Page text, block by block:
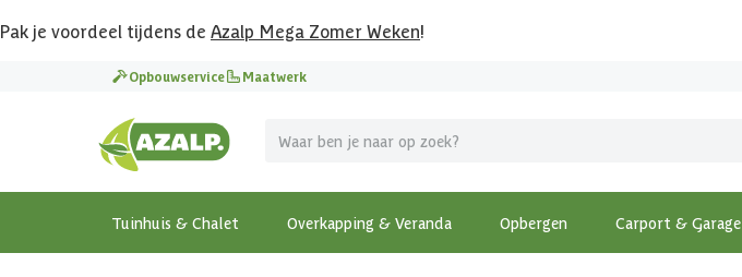
Pak je voordeel tijdens de Azalp Mega Zomer Weken!
Opbouwservice Maatwerk
Tuinhuis & Chalet Overkapping & Veranda Opbergen Carport & Garage
Vier vakantie in je tuin
MEGA zomer kortingen op overkappingen en tuinhuizen!
Bekijk de actiemodellen
Gratis wandplankset
Ontdek onze metalen overkappingen